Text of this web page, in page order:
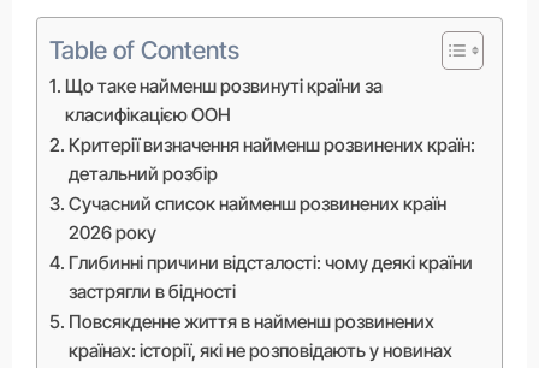
Table of Contents
Що таке найменш розвинуті країни за
класифікацією ООН
Критерії визначення найменш розвинених країн:
детальний розбір
Сучасний список найменш розвинених країн
2026 року
Глибинні причини відсталості: чому деякі країни
застрягли в бідності
Повсякденне життя в найменш розвинених
країнах: історії, які не розповідають у новинах